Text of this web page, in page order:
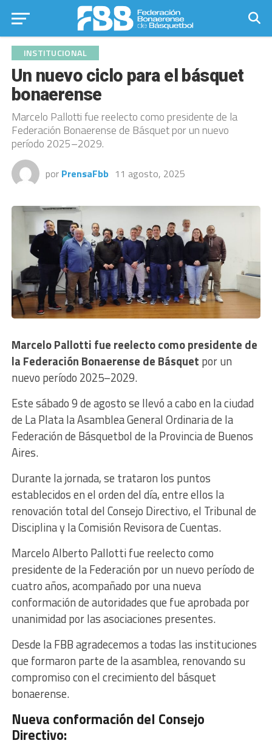
INSTITUCIONAL
Un nuevo ciclo para el básquet
bonaerense
Marcelo Pallotti fue reelecto como presidente de la
Federación Bonaerense de Básquet por un nuevo
período 2025–2029.
por PrensaFbb 11 agosto, 2025
Marcelo Pallotti fue reelecto como presidente de
la Federación Bonaerense de Básquet por un
nuevo período 2025–2029.
Este sábado 9 de agosto se llevó a cabo en la ciudad
de La Plata la Asamblea General Ordinaria de la
Federación de Básquetbol de la Provincia de Buenos
Aires.
Durante la jornada, se trataron los puntos
establecidos en el orden del día, entre ellos la
renovación total del Consejo Directivo, el Tribunal de
Disciplina y la Comisión Revisora de Cuentas.
Marcelo Alberto Pallotti fue reelecto como
presidente de la Federación por un nuevo período de
cuatro años, acompañado por una nueva
conformación de autoridades que fue aprobada por
unanimidad por las asociaciones presentes.
Desde la FBB agradecemos a todas las instituciones
que formaron parte de la asamblea, renovando su
compromiso con el crecimiento del básquet
bonaerense.
Nueva conformación del Consejo
Directivo: